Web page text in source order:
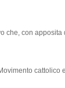
che, con
cattolico